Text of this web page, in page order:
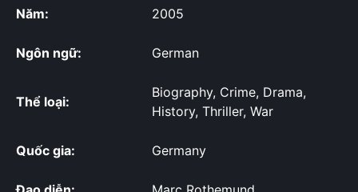
Năm: 2005
Ngôn ngữ: German
Thể loại:
Biography, Crime, Drama,
History, Thriller, War
Quốc gia: Germany